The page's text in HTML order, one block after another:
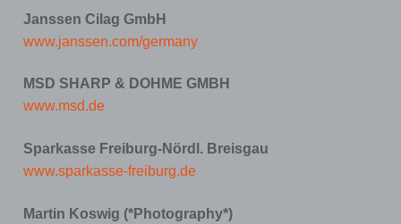
Janssen Cilag GmbH
www.janssen.com/germany
MSD SHARP & DOHME GMBH
www.msd.de
Sparkasse Freiburg-Nördl. Breisgau
www.sparkasse-freiburg.de
Martin Koswig (*Photography*)